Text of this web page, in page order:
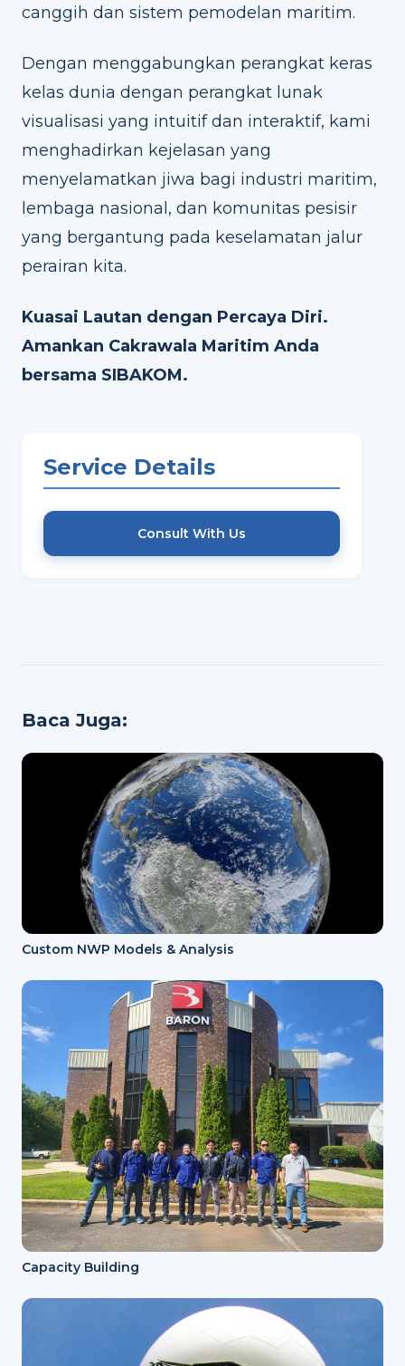
canggih dan sistem pemodelan maritim.
Dengan menggabungkan perangkat keras
kelas dunia dengan perangkat lunak
visualisasi yang intuitif dan interaktif, kami
menghadirkan kejelasan yang
menyelamatkan jiwa bagi industri maritim,
lembaga nasional, dan komunitas pesisir
yang bergantung pada keselamatan jalur
perairan kita.
Kuasai Lautan dengan Percaya Diri.
Amankan Cakrawala Maritim Anda
bersama SIBAKOM.
Service Details
Consult With Us
Baca Juga:
Custom NWP Models & Analysis
Capacity Building